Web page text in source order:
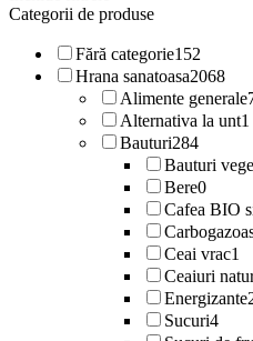
Categorii de produse
Fără categorie152
Hrana sanatoasa2068
Alimente generale
Alternativa la unt1
Bauturi284
Bauturi
Bere0
Cafea BIO
Ceai vrac1
Ceaiuri
Energizante
Sucuri4